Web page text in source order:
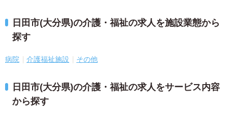
日田市(大分県)の介護・福祉の求人を施設業態から
探す
病院 介護福祉施設 その他
日田市(大分県)の介護・福祉の求人をサービス内容
から探す